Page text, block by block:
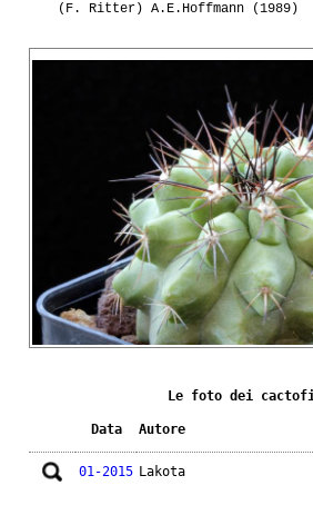
(F. Ritter) A.E.Hoffmann (1989)
Le foto dei
Data Autore
01-2015 Lakota